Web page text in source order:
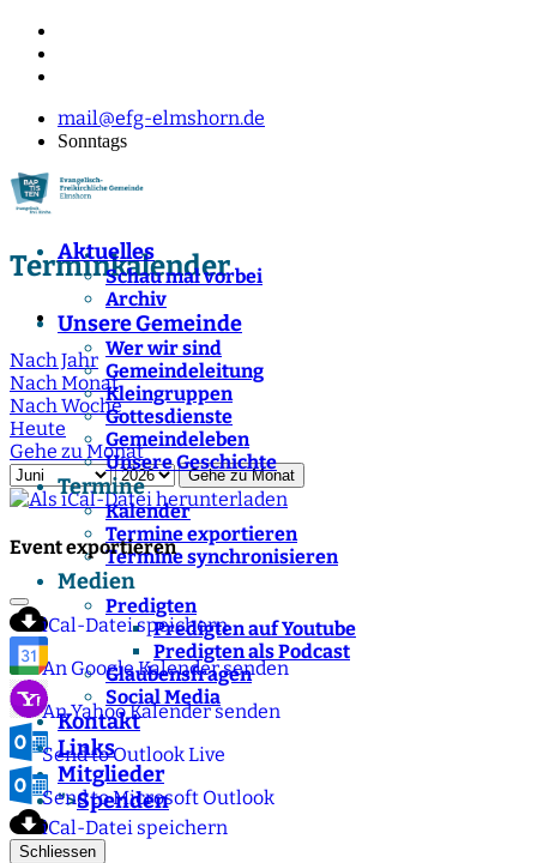
mail@efg-elmshorn.de
Sonntags
Aktuelles
Schau mal vorbei
Archiv
Unsere Gemeinde
Wer wir sind
Gemeindeleitung
Kleingruppen
Gottesdienste
Gemeindeleben
Unsere Geschichte
Termine
Kalender
Termine exportieren
Termine synchronisieren
Medien
Predigten
Predigten auf Youtube
Predigten als Podcast
Glaubensfragen
Social Media
Kontakt
Links
Mitglieder
">Spenden
Terminkalender
Nach Jahr
Nach Monat
Nach Woche
Heute
Gehe zu Monat
Gehe zu Monat
Event exportieren
iCal-Datei speichern
An Google Kalender senden
An Yahoo Kalender senden
Send to Outlook Live
Send to Microsoft Outlook
iCal-Datei speichern
Schliessen